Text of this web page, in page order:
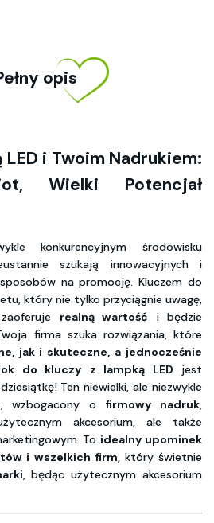
opis
i Twoim Nadrukiem:
Wielki Potencjał
konkurencyjnym środowisku
szukają innowacyjnych i
na promocję. Kluczem do
który nie tylko przyciągnie uwagę,
realną wartość i będzie
firma szuka rozwiązania, które
jak i skuteczne, a jednocześnie
do kluczy z lampką LED jest
Ten niewielki, ale niezwykle
wzbogacony o firmowy nadruk,
akcesorium, ale także
To idealny upominek
i wszelkich firm, który świetnie
, będąc użytecznym akcesorium